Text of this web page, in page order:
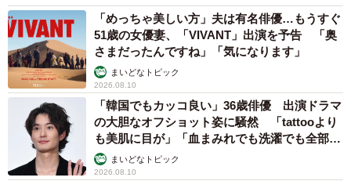
「めっちゃ美しい方」夫は有名俳優…もうすぐ
51歳の女優妻、「VIVANT」出演を予告 「奥
さまだったんですね」「気になります」
まいどなトピック
2026.08.10
「韓国でもカッコ良い」36歳俳優 出演ドラマ
の大胆なオフショット姿に騒然 「tattooより
も美肌に目が」「血まみれでも洗濯でも全部か
っこいい」
まいどなトピック
2026.08.10